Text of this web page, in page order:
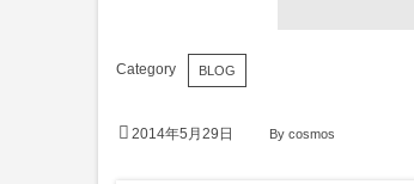
BLOG
2014年5月29日 Bycosmos